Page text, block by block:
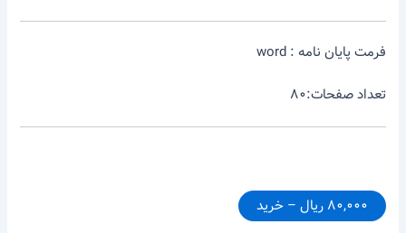
فرمت پایان نامه : word
تعداد صفحات:۸۰
۸۰,۰۰۰ ریال – خرید